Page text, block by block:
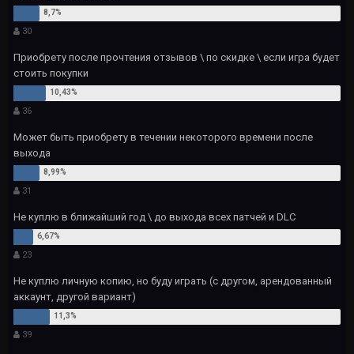
30
Приобрету после прочтения отзывов \ по скидке \ если игра будет
стоить покупки
36
Может быть приобрету в течении некоторого времени после
выхода
31
Не куплю в ближайший год \ до выхода всех патчей и DLC
23
Не куплю личную копию, но буду играть (с другом, арендованный
аккаунт, другой вариант)
39